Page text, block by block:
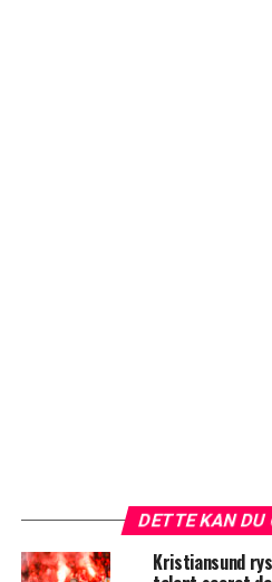
DETTE KAN DU
Kristiansund